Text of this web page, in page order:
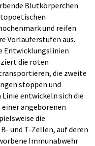
Blutkörperchen
und reifen
Vorläuferstufen aus.
Entwicklungslinien
die roten
die zweite
stoppen und
entwickeln sich die
angeborenen
die
und T-Zellen, auf deren
Immunabwehr